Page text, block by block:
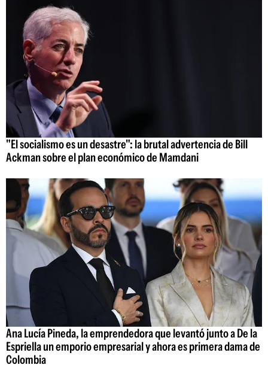
"El socialismo es un desastre": la brutal advertencia de Bill
Ackman sobre el plan económico de Mamdani
Ana Lucía Pineda, la emprendedora que levantó junto a De la
Espriella un emporio empresarial y ahora es primera dama de
Colombia